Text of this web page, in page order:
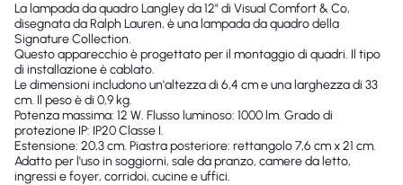
La lampada da quadro Langley da 12" di Visual Comfort & Co,
disegnata da Ralph Lauren, è una lampada da quadro della
Signature Collection.
Questo apparecchio è progettato per il montaggio di quadri. Il tipo
di installazione è cablato.
Le dimensioni includono un'altezza di 6,4 cm e una larghezza di 33
cm. Il peso è di 0,9 kg.
Potenza massima: 12 W. Flusso luminoso: 1000 lm. Grado di
protezione IP: IP20 Classe I.
Estensione: 20,3 cm. Piastra posteriore: rettangolo 7,6 cm x 21 cm.
Adatto per l'uso in soggiorni, sale da pranzo, camere da letto,
ingressi e foyer, corridoi, cucine e uffici.